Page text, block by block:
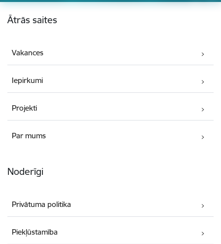
Kājene
Ātrās saites
Vakances
Iepirkumi
Projekti
Par mums
Noderīgi
Privātuma politika
Piekļūstamība